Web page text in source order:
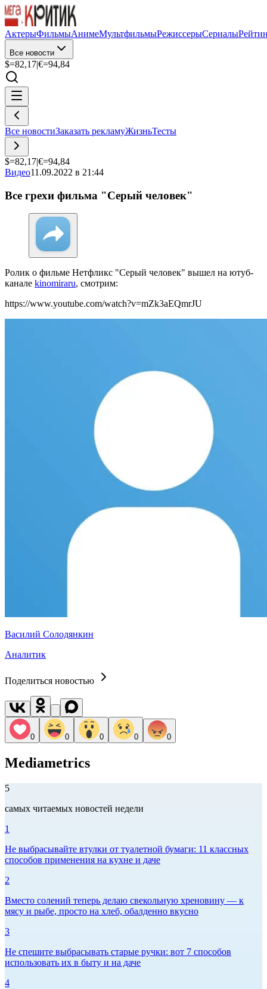
АктерыФильмыАнимеМультфильмыРежиссерыСериалы
Все новости
$=82,17|€=94,84
Все новостиЗаказать рекламуЖизньТесты
$=82,17|€=94,84
Видео11.09.2022 в 21:44
Все грехи фильма "Серый человек"
Ролик о фильме Нетфликс "Серый человек" вышел на ютуб-
канале kinomiraru, смотрим:
https://www.youtube.com/watch?v=mZk3aEQmrJU
Василий Солодянкин
Аналитик
Поделиться новостью
0 0 0 0 0
Mediametrics
5
самых читаемых новостей недели
1
Не выбрасывайте втулки от туалетной бумаги: 11 классных
способов применения на кухне и даче
2
Вместо солений теперь делаю свекольную хреновину — к
мясу и рыбе, просто на хлеб, обалденно вкусно
3
Не спешите выбрасывать старые ручки: вот 7 способов
использовать их в быту и на даче
4